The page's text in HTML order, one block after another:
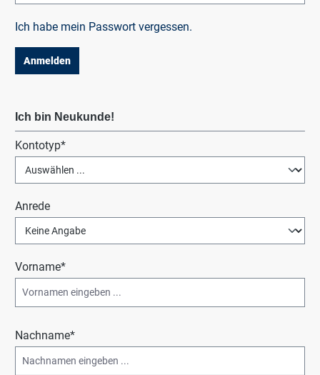
Ich habe mein Passwort vergessen.
Anmelden
Ich bin Neukunde!
Persönliche Informationen
Kontotyp*
Anrede
Vorname*
Nachname*